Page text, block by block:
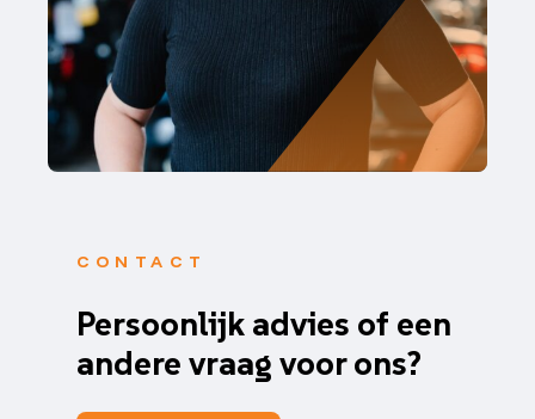
CONTACT
Persoonlijk advies of een
andere vraag voor ons?